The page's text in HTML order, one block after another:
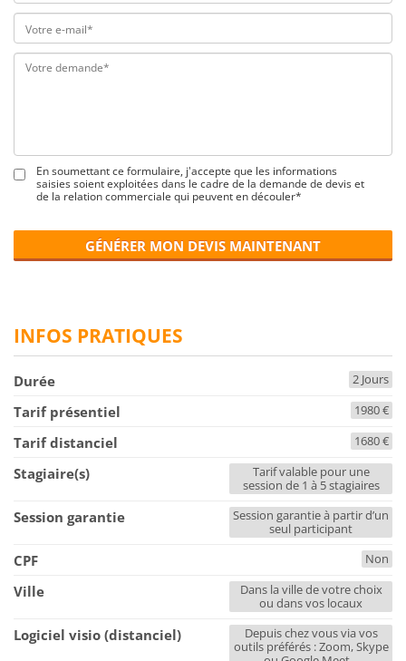
En soumettant ce formulaire, j'accepte que les informations
saisies soient exploitées dans le cadre de la demande de devis et
de la relation commerciale qui peuvent en découler*
GÉNÉRER MON DEVIS MAINTENANT
INFOS PRATIQUES
Durée 2 Jours
Tarif présentiel 1980 €
Tarif distanciel 1680 €
Stagiaire(s)
Tarif valable pour une
session de 1 à 5 stagiaires
Session garantie
Session garantie à partir d’un
seul participant
CPF Non
Ville
Dans la ville de votre choix
ou dans vos locaux
Logiciel visio (distanciel)
Depuis chez vous via vos
outils préférés : Zoom, Skype